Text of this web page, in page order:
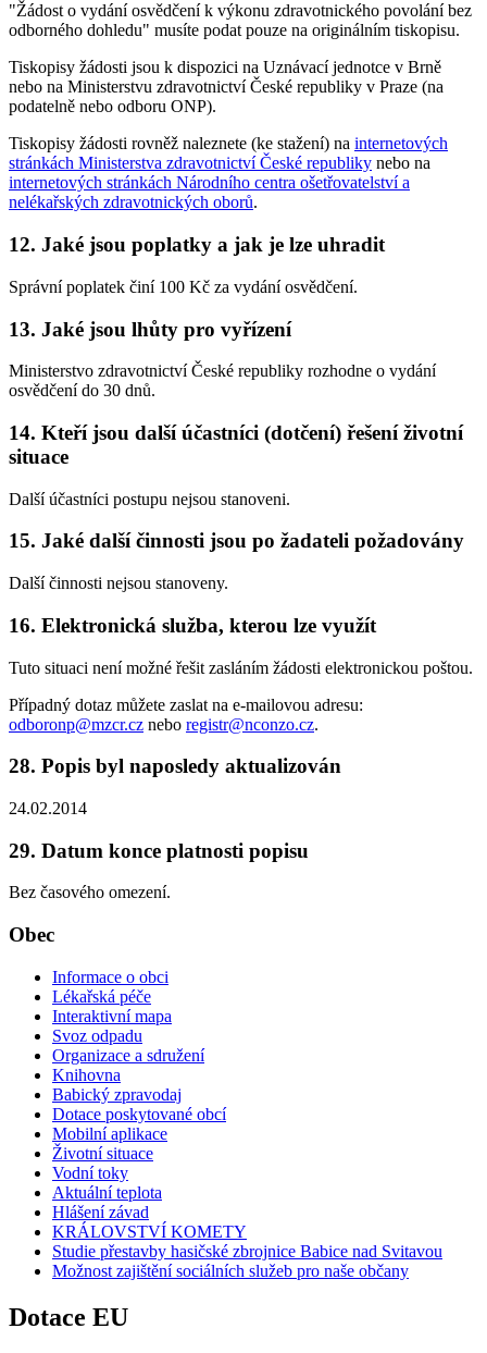
"Žádost o vydání osvědčení k výkonu zdravotnického povolání bez
odborného dohledu" musíte podat pouze na originálním tiskopisu.
Tiskopisy žádosti jsou k dispozici na Uznávací jednotce v Brně
nebo na Ministerstvu zdravotnictví České republiky v Praze (na
podatelně nebo odboru ONP).
Tiskopisy žádosti rovněž naleznete (ke stažení) na internetových
stránkách Ministerstva zdravotnictví České republiky nebo na
internetových stránkách Národního centra ošetřovatelství a
nelékařských zdravotnických oborů.
12. Jaké jsou poplatky a jak je lze uhradit
Správní poplatek činí 100 Kč za vydání osvědčení.
13. Jaké jsou lhůty pro vyřízení
Ministerstvo zdravotnictví České republiky rozhodne o vydání
osvědčení do 30 dnů.
14. Kteří jsou další účastníci (dotčení) řešení životní
situace
Další účastníci postupu nejsou stanoveni.
15. Jaké další činnosti jsou po žadateli požadovány
Další činnosti nejsou stanoveny.
16. Elektronická služba, kterou lze využít
Tuto situaci není možné řešit zasláním žádosti elektronickou poštou.
Případný dotaz můžete zaslat na e-mailovou adresu:
odboronp@mzcr.cz nebo registr@nconzo.cz.
28. Popis byl naposledy aktualizován
24.02.2014
29. Datum konce platnosti popisu
Bez časového omezení.
Obec
Informace o obci
Lékařská péče
Interaktivní mapa
Svoz odpadu
Organizace a sdružení
Knihovna
Babický zpravodaj
Dotace poskytované obcí
Mobilní aplikace
Životní situace
Vodní toky
Aktuální teplota
Hlášení závad
KRÁLOVSTVÍ KOMETY
Studie přestavby hasičské zbrojnice Babice nad Svitavou
Možnost zajištění sociálních služeb pro naše občany
Dotace EU